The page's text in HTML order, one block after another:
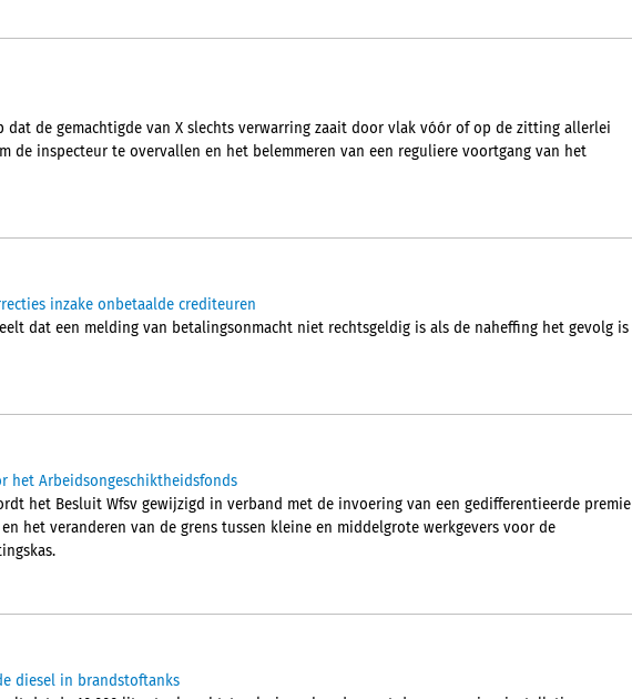
dat de gemachtigde van X slechts verwarring zaait door vlak vóór of op de zitting allerlei
de inspecteur te overvallen en het belemmeren van een reguliere voortgang van het
inzake onbetaalde crediteuren
dat een melding van betalingsonmacht niet rechtsgeldig is als de naheffing het gevolg is
het Arbeidsongeschiktheidsfonds
het Besluit Wfsv gewijzigd in verband met de invoering van een gedifferentieerde premie
het veranderen van de grens tussen kleine en middelgrote werkgevers voor de
diesel in brandstoftanks